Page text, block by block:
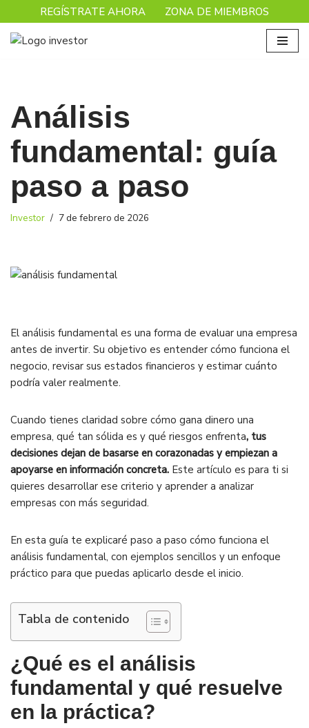
Saltar
REGÍSTRATE AHORA ZONA DE MIEMBROS
Análisis
fundamental: guía
paso a paso
Investor 7 de febrero de 2026
El análisis fundamental es una forma de evaluar una empresa
antes de invertir. Su objetivo es entender cómo funciona el
negocio, revisar sus estados financieros y estimar cuánto
podría valer realmente.
Cuando tienes claridad sobre cómo gana dinero una
empresa, qué tan sólida es y qué riesgos enfrenta, tus
decisiones dejan de basarse en corazonadas y empiezan a
apoyarse en información concreta. Este artículo es para ti si
quieres desarrollar ese criterio y aprender a analizar
empresas con más seguridad.
En esta guía te explicaré paso a paso cómo funciona el
análisis fundamental, con ejemplos sencillos y un enfoque
práctico para que puedas aplicarlo desde el inicio.
Tabla de contenido
¿Qué es el análisis
fundamental y qué resuelve
en la práctica?